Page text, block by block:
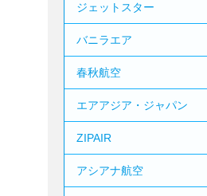
ジェットスター
バニラエア
春秋航空
エアアジア・ジャパン
ZIPAIR
アシアナ航空